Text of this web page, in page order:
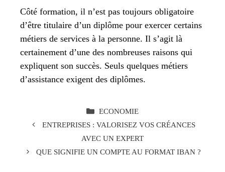
Côté formation, il n’est pas toujours obligatoire
d’être titulaire d’un diplôme pour exercer certains
métiers de services à la personne. Il s’agit là
certainement d’une des nombreuses raisons qui
expliquent son succès. Seuls quelques métiers
d’assistance exigent des diplômes.
CATÉGORIES
ECONOMIE
ENTREPRISES : VALORISEZ VOS CRÉANCES
AVEC UN EXPERT
QUE SIGNIFIE UN COMPTE AU FORMAT IBAN ?